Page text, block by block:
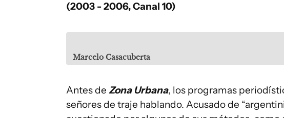
(2003 - 2006, Canal 10)
Marcelo Casacuberta
Antes de Zona Urbana, los programas
señores de traje hablando. Acusado de